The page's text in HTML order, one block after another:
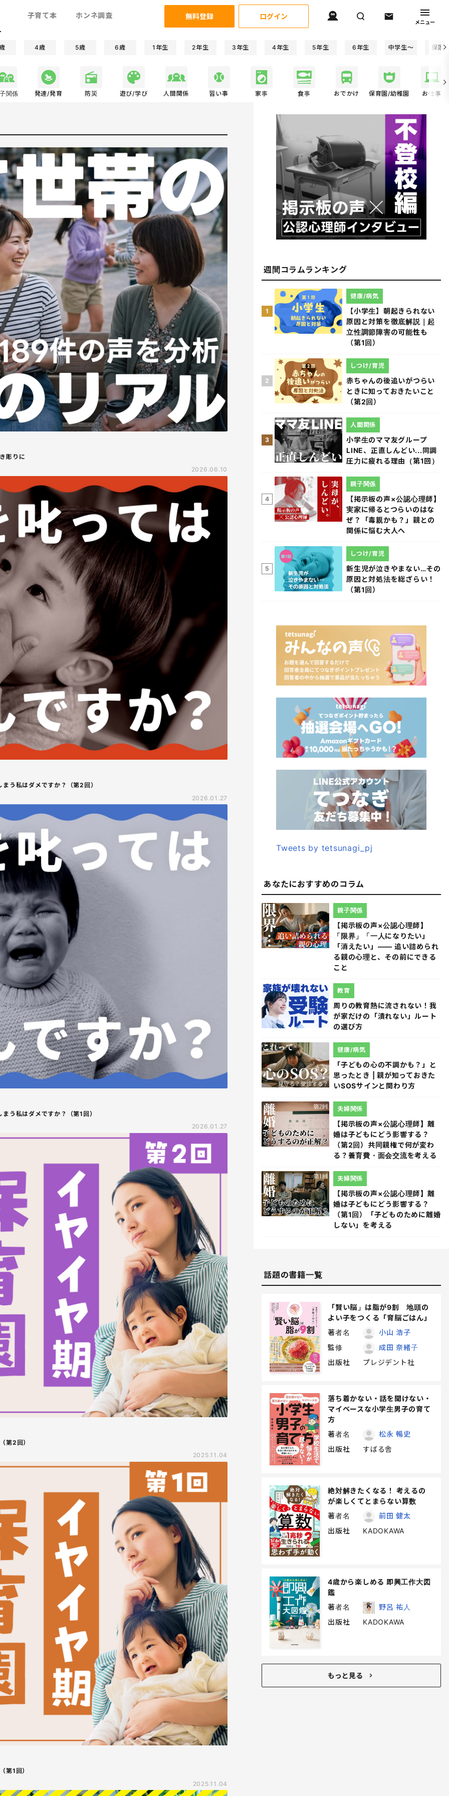
子育て本 ホンネ調査 無料登録 ログイン
メニュー
4歳 5歳 6歳 1年生 2年生 3年生 4年生 5年生 6年生 中学生〜 保護
関係 発達/発育 防災 遊び/学び 人間関係 習い事 家事 食事 おでかけ 保育園/幼稚園 お仕事
彫りに
2026.06.10
う私はダメですか？（第2回）
2026.01.27
う私はダメですか？（第1回）
2026.01.27
第2回）
2025.11.04
第1回）
2025.11.04
週間コラムランキング
1
【小学生】朝起きられない
原因と対策を徹底解説｜起
立性調節障害の可能性も
（第1回）
健康/病気
2
赤ちゃんの後追いがつらい
ときに知っておきたいこと
（第2回）
しつけ/育児
3
小学生のママ友グループ
LINE、正直しんどい...同調
圧力に疲れる理由（第1回）
人間関係
4
【掲示板の声×公認心理師】
実家に帰るとつらいのはな
ぜ？「毒親かも？」親との
関係に悩む大人へ
親子関係
5
新生児が泣きやまない…その
原因と対処法を総ざらい！
（第1回）
しつけ/育児
Tweets by tetsunagi_pj
あなたにおすすめのコラム
【掲示板の声×公認心理師】
「限界」「一人になりたい」
「消えたい」―― 追い詰められ
る親の心理と、その前にできる
こと
親子関係
周りの教育熱に流されない！我
が家だけの「潰れない」ルート
の選び方
教育
「子どもの心の不調かも？」と
思ったとき | 親が知っておきた
いSOSサインと関わり方
健康/病気
【掲示板の声×公認心理師】離
婚は子どもにどう影響する？
（第2回）共同親権で何が変わ
る？養育費・面会交流を考える
夫婦関係
【掲示板の声×公認心理師】離
婚は子どもにどう影響する？
（第1回）「子どものために離婚
しない」を考える
夫婦関係
話題の書籍一覧
「賢い脳」は脂が9割 地頭の
よい子をつくる「育脳ごはん」
著者名
小山 浩子
監修
成田 奈緒子
出版社
プレジデント社
落ち着かない・話を聞けない・
マイペースな小学生男子の育て
方
著者名
松永 暢史
出版社
すばる舎
絶対解きたくなる！ 考えるの
が楽しくてとまらない算数
著者名
前田 健太
出版社
KADOKAWA
4歳から楽しめる 即興工作大図
鑑
著者名
野呂 祐人
出版社
KADOKAWA
もっと見る